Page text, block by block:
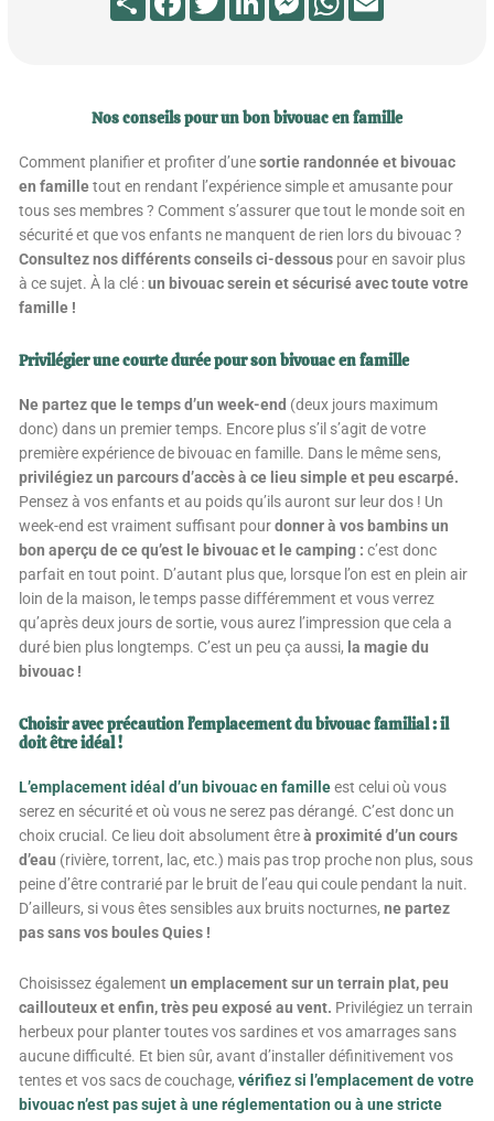
Nos conseils pour un bon bivouac en famille
Comment planifier et profiter d’unesortie randonnée et bivouac
en familletout en rendant l’expérience simple et amusante pour
tous ses membres ? Comment s’assurer que tout le monde soit en
sécurité et que vos enfants ne manquent de rien lors du bivouac ?
Consultez nos différents conseils ci-dessous pour en savoir plus
à ce sujet. À la clé :un bivouac serein et sécurisé avec toute votre
famille !
Privilégier une courte durée pour son bivouac en famille
Ne partez que le temps d’un week-end (deux jours maximum
donc) dans un premier temps. Encore plus s’il s’agit de votre
première expérience de bivouac en famille. Dans le même sens,
privilégiez un parcours d’accès à ce lieu simple et peu escarpé.
Pensez à vos enfants et au poids qu’ils auront sur leur dos ! Un
week-end est vraiment suffisant pourdonner à vos bambins un
bon aperçu de ce qu’est le bivouac et le camping :c’est donc
parfait en tout point. D’autant plus que, lorsque l’on est en plein air
loin de la maison, le temps passe différemment et vous verrez
qu’après deux jours de sortie, vous aurez l’impression que cela a
duré bien plus longtemps. C’est un peu ça aussi, la magie du
bivouac !
Choisir avec précaution l’emplacement du bivouac familial : il
doit être idéal !
L’emplacement idéal d’un bivouac en familleest celui où vous
serez en sécurité et où vous ne serez pas dérangé. C’est donc un
choix crucial. Ce lieu doit absolument êtreà proximité d’un cours
d’eau (rivière, torrent, lac, etc.) mais pas trop proche non plus, sous
peine d’être contrarié par le bruit de l’eau qui coule pendant la nuit.
D’ailleurs, si vous êtes sensibles aux bruits nocturnes,ne partez
pas sans vos boules Quies !
Choisissez égalementun emplacement sur un terrain plat, peu
caillouteux et enfin, très peu exposé au vent. Privilégiez un terrain
herbeux pour planter toutes vos sardines et vos amarrages sans
aucune difficulté. Et bien sûr, avant d’installer définitivement vos
tentes et vos sacs de couchage,vérifiez si l’emplacement de votre
bivouac n’est pas sujet à une réglementation ou à une stricte